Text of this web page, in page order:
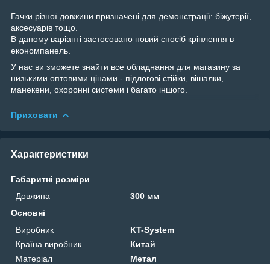
Гачки різної довжини призначені для демонстрації: біжутерії,
аксесуарів тощо.
В даному варіанті застосовано новий спосіб кріплення в
економпанель.
У нас ви зможете знайти все обладнання для магазину за
низькими оптовими цінами - підлогові стійки, вішалки,
манекени, охоронні системи і багато іншого.
Приховати
Характеристики
Габаритні розміри
Довжина
300 мм
Основні
Виробник
KT-System
Країна виробник
Китай
Матеріал
Метал